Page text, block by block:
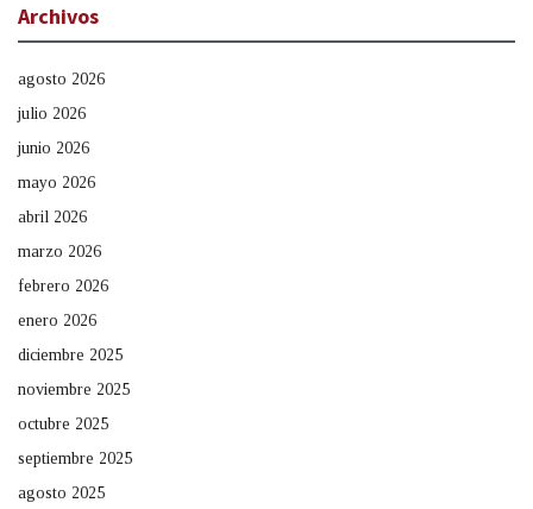
Archivos
agosto 2026
julio 2026
junio 2026
mayo 2026
abril 2026
marzo 2026
febrero 2026
enero 2026
diciembre 2025
noviembre 2025
octubre 2025
septiembre 2025
agosto 2025